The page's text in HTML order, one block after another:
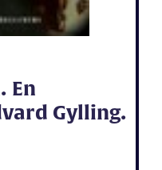
En
Gylling.